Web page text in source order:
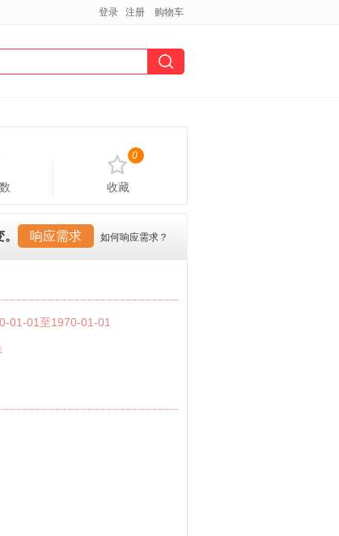
登录 注册 购物车
0
收藏
响应需求 如何响应需求？
01-01至1970-01-01